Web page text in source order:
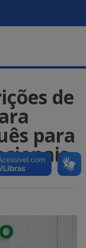
de
para